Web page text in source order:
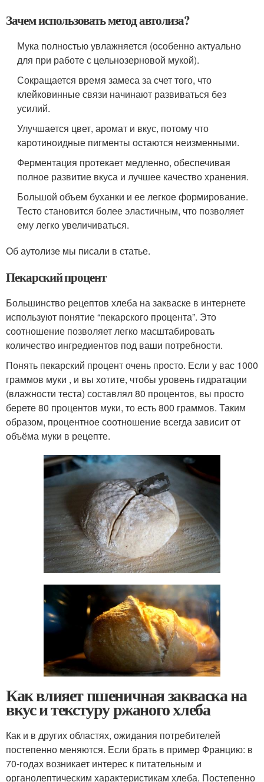
Зачем использовать метод автолиза?
Мука полностью увлажняется (особенно актуально
для при работе с цельнозерновой мукой).
Сокращается время замеса за счет того, что
клейковинные связи начинают развиваться без
усилий.
Улучшается цвет, аромат и вкус, потому что
каротиноидные пигменты остаются неизменными.
Ферментация протекает медленно, обеспечивая
полное развитие вкуса и лучшее качество хранения.
Большой объем буханки и ее легкое формирование.
Тесто становится более эластичным, что позволяет
ему легко увеличиваться.
Об аутолизе мы писали в статье.
Пекарский процент
Большинство рецептов хлеба на закваске в интернете
используют понятие “пекарского процента”. Это
соотношение позволяет легко масштабировать
количество ингредиентов под ваши потребности.
Понять пекарский процент очень просто. Если у вас 1000
граммов муки , и вы хотите, чтобы уровень гидратации
(влажности теста) составлял 80 процентов, вы просто
берете 80 процентов муки, то есть 800 граммов. Таким
образом, процентное соотношение всегда зависит от
объёма муки в рецепте.
Как влияет пшеничная закваска на
вкус и текстуру ржаного хлеба
Как и в других областях, ожидания потребителей
постепенно меняются. Если брать в пример Францию: в
70-годах возникает интерес к питательным и
органолептическим характеристикам хлеба. Постепенно